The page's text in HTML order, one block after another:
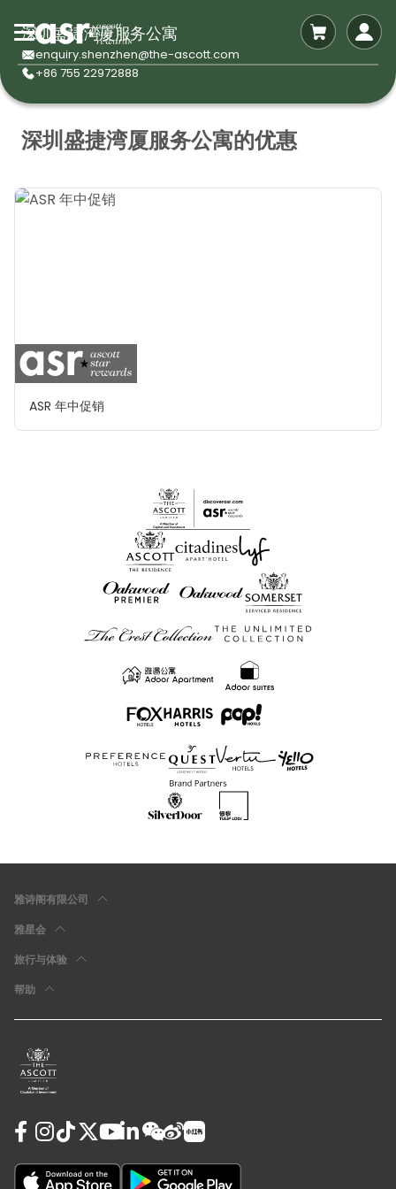
深圳盛捷湾厦服务公寓
enquiry.shenzhen@the-ascott.com
+86 755 22972888
深圳盛捷湾厦服务公寓的优惠
ASR 年中促销
雅诗阁有限公司
雅星会
旅行与体验
帮助